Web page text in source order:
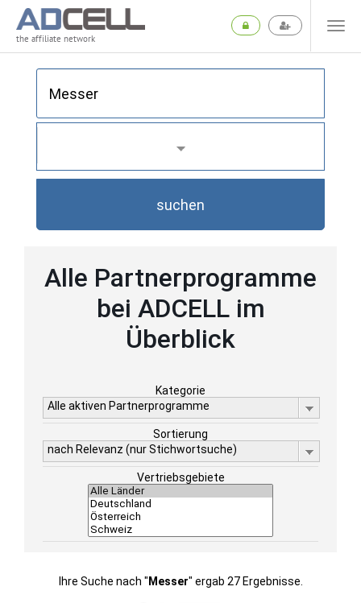
the affiliate network
suchen
Alle Partnerprogramme
bei ADCELL im
Überblick
Kategorie
Alle aktiven Partnerprogramme
Sortierung
nach Relevanz (nur Stichwortsuche)
Vertriebsgebiete
Ihre Suche nach " Messer" ergab 27 Ergebnisse.